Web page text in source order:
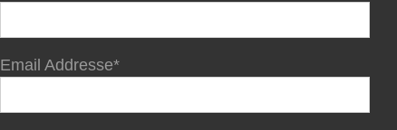
Email Addresse*